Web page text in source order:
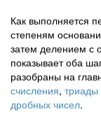
Как выполняется
степеням
затем делением с
показывает оба
разобраны на
счисления, триады
дробных чисел.